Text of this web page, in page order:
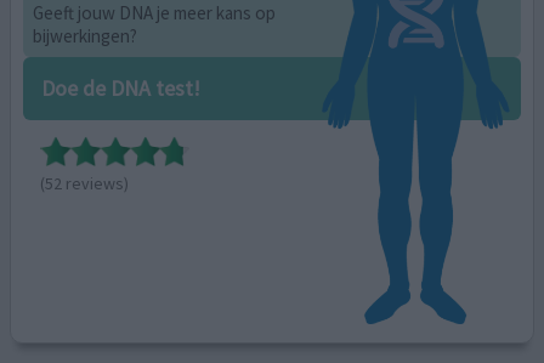
Geeft jouw DNA je meer kans op
bijwerkingen?
Doe de DNA test!
(52 reviews)